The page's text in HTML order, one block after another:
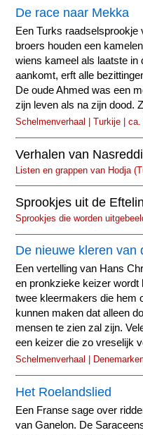
De race naar Mekka
Een Turks raadselsprookje
broers houden een
wiens kameel als laatste in
aankomt, erft alle
De oude Ahmed was een
zijn leven als na zijn dood.
Schelmenverhaal | Turkije | ca.
Verhalen van
Listen en grappen van Hodja
Sprookjes uit de
Sprookjes die worden
De nieuwe kleren van
Een vertelling van Hans
en pronkzieke keizer wordt
twee kleermakers die hem
kunnen maken dat alleen
mensen te zien zal zijn.
een keizer die zo vreselijk
Schelmenverhaal |
Het Roelandslied
Een Franse sage over
van Ganelon. De